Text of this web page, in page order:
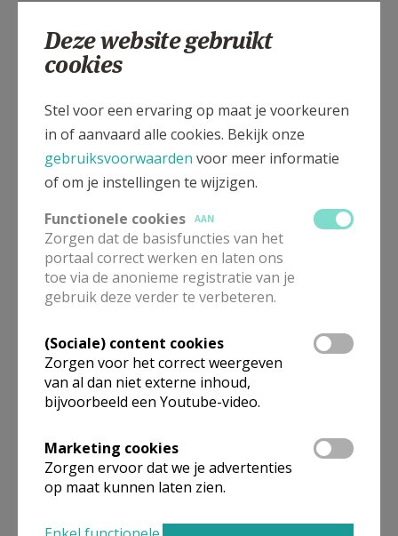
Pastoor
EmmanuelVidts
9620 Zottegem
32 476 422 271
Stuur een mailtje
Permanent diaken
Dagmoedstraat 54 A
9506 Schendelbeke
32 54 41 64 45
32 473 711 185
Deze website gebruikt
cookies
Stel voor een ervaring op maat je voorkeuren
in of aanvaard alle cookies. Bekijk onze
gebruiksvoorwaarden voor meer informatie
of om je instellingen te wijzigen.
Functionele cookies
AAN
Zorgen dat de basisfuncties van het
portaal correct werken en laten ons
toe via de anonieme registratie van je
gebruik deze verder te verbeteren.
(Sociale) content cookies
Zorgen voor het correct weergeven
van al dan niet externe inhoud,
bijvoorbeeld een Youtube-video.
Marketing cookies
Zorgen ervoor dat we je advertenties
op maat kunnen laten zien.